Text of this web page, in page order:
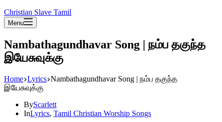
Christian Slave Tamil
Menu
Nambathagundhavar Song | நம்ப தகுந்த
இயேசுவுக்கு
Home Lyrics Nambathagundhavar Song | நம்ப தகுந்த
இயேசுவுக்கு
ByScarlett
InLyrics, Tamil Christian Worship Songs